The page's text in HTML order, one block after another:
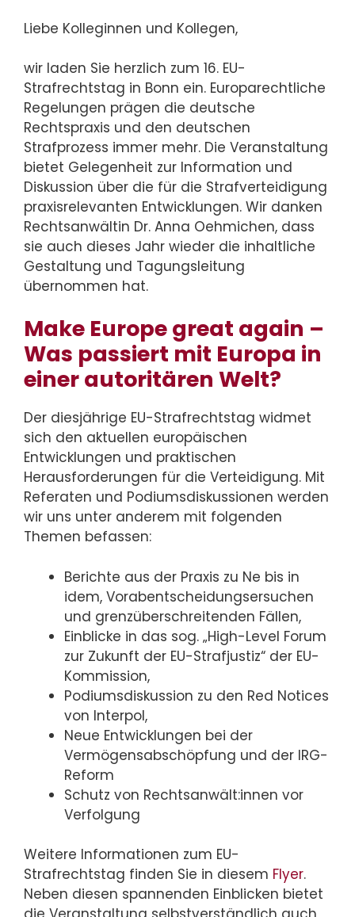
Liebe Kolleginnen und Kollegen,
wir laden Sie herzlich zum 16. EU-
Strafrechtstag in Bonn ein. Europarechtliche
Regelungen prägen die deutsche
Rechtspraxis und den deutschen
Strafprozess immer mehr. Die Veranstaltung
bietet Gelegenheit zur Information und
Diskussion über die für die Strafverteidigung
praxisrelevanten Entwicklungen. Wir danken
Rechtsanwältin Dr. Anna Oehmichen, dass
sie auch dieses Jahr wieder die inhaltliche
Gestaltung und Tagungsleitung
übernommen hat.
Make Europe great again –
Was passiert mit Europa in
einer autoritären Welt?
Der diesjährige EU-Strafrechtstag widmet
sich den aktuellen europäischen
Entwicklungen und praktischen
Herausforderungen für die Verteidigung. Mit
Referaten und Podiumsdiskussionen werden
wir uns unter anderem mit folgenden
Themen befassen:
Berichte aus der Praxis zu Ne bis in
idem, Vorabentscheidungsersuchen
und grenzüberschreitenden Fällen,
Einblicke in das sog. „High-Level Forum
zur Zukunft der EU-Strafjustiz“ der EU-
Kommission,
Podiumsdiskussion zu den Red Notices
von Interpol,
Neue Entwicklungen bei der
Vermögensabschöpfung und der IRG-
Reform
Schutz von Rechtsanwält:innen vor
Verfolgung
Weitere Informationen zum EU-
Strafrechtstag finden Sie in diesem Flyer.
Neben diesen spannenden Einblicken bietet